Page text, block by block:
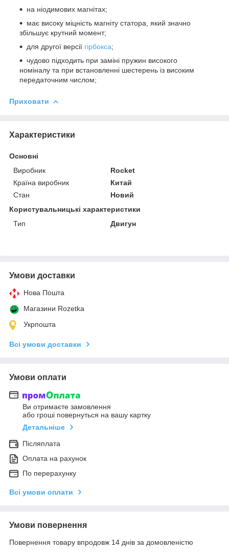
на ніодимових магнітах;
має високу міцність магніту статора, який значно
збільшує крутний момент;
для другої версії гірбокса;
чудово підходить при заміні пружин високого
номіналу та при встановленні шестерень із високим
передаточним числом;
Приховати
Характеристики
Основні
Виробник
Rocket
Країна виробник
Китай
Стан
Новий
Користувальницькі характеристики
Тип
Двигун
Умови доставки
Нова Пошта
Магазини Rozetka
Укрпошта
Всі умови доставки
Умови оплати
Ви отримаєте замовлення
або гроші повернуться на вашу картку
Детальніше
Післяплата
Оплата на рахунок
По перерахунку
Всі умови оплати
Умови повернення
Повернення товару впродовж 14 днів за домовленістю